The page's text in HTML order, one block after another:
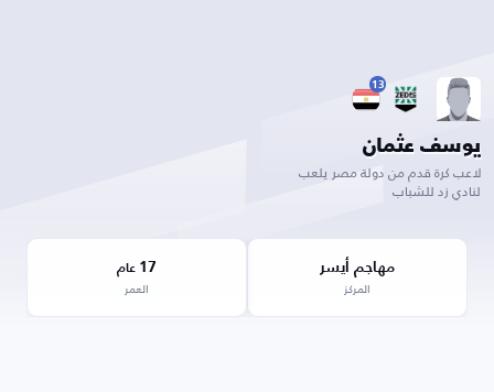
13
يوسف عثمان
لاعب كرة قدم من دولة مصر يلعب
لنادي زد للشباب
مهاجم أيسر
المركز
17 عام
العمر